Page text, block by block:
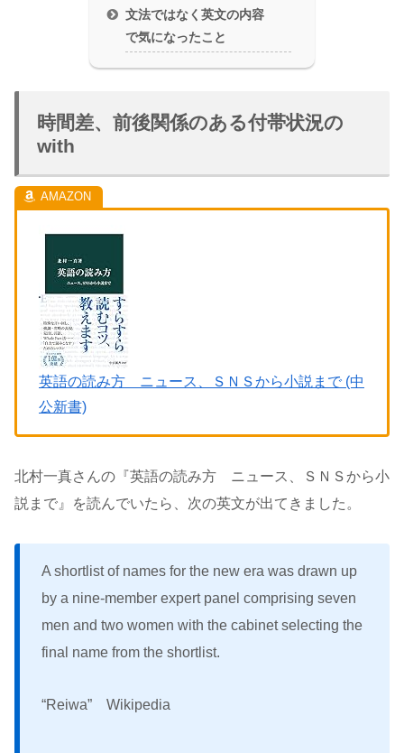
文法ではなく英文の内容
で気になったこと
時間差、前後関係のある付帯状況の
with
英語の読み方 ニュース、ＳＮＳから小説まで (中
公新書)
北村一真さんの『英語の読み方 ニュース、ＳＮＳから小
説まで』を読んでいたら、次の英文が出てきました。
A shortlist of names for the new era was drawn up
by a nine-member expert panel comprising seven
men and two women with the cabinet selecting the
final name from the shortlist.
“Reiwa” Wikipedia